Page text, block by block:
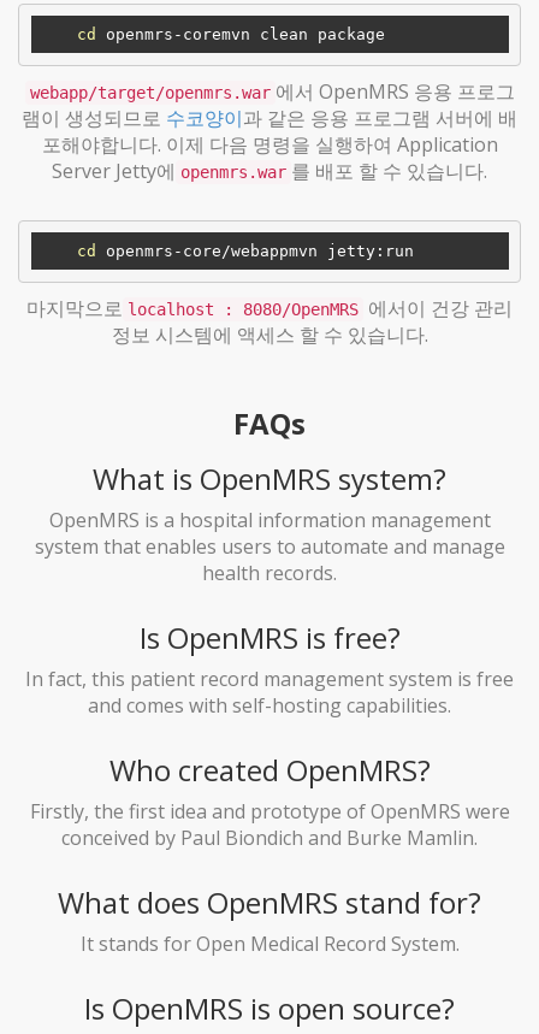
cd
webapp/target/openmrs.war 에서 OpenMRS 응용 프로그
램이 생성되므로 수코양이과 같은 응용 프로그램 서버에 배
포해야합니다. 이제 다음 명령을 실행하여 Application
Server Jetty에 openmrs.war 를 배포 할 수 있습니다.
cd
마지막으로 localhost : 8080/OpenMRS 에서이 건강 관리
정보 시스템에 액세스 할 수 있습니다.
FAQs
What is OpenMRS system?
OpenMRS is a hospital information management
system that enables users to automate and manage
health records.
Is OpenMRS is free?
In fact, this patient record management system is free
and comes with self-hosting capabilities.
Who created OpenMRS?
Firstly, the first idea and prototype of OpenMRS were
conceived by Paul Biondich and Burke Mamlin.
What does OpenMRS stand for?
It stands for Open Medical Record System.
Is OpenMRS is open source?